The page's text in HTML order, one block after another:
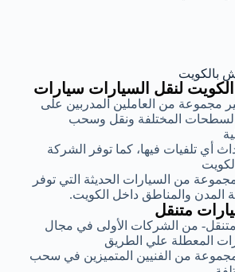
بالكويت
لنقل السيارات سيارات
مجموعة من العاملين المدربين على
السطحات المختلفة ونقل وسحب
أي تلفيات فيها، كما توفر الشركة
من السيارات الحديثة التي توفر
والمناطق داخل الكويت.
متنقل
من الشركات الأولى في مجال
المعطلة علي الطريق
من الفنيين المتميزين في سحب